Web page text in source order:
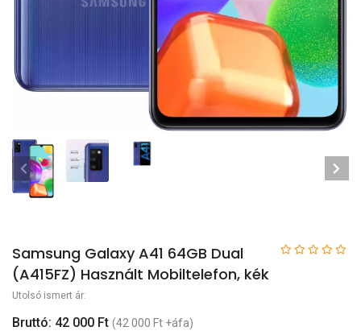
Samsung Galaxy A41 64GB Dual
(A415FZ) Használt Mobiltelefon, kék
Utolsó ismert ár:
Bruttó: 42 000 Ft (42 000 Ft +áfa)